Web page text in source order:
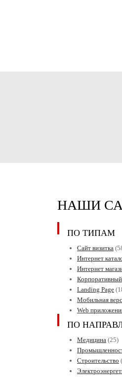
НАШИ
ПО ТИПАМ
Сайт визитка
Интернет
Интернет
Корпоративный
Landing Page
Мобильная
Web
ПО
Медицина (25)
Строительство